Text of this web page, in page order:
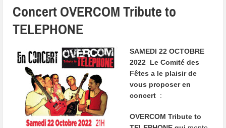
Concert OVERCOM Tribute to
TELEPHONE
SAMEDI 22 OCTOBRE
2022 Le Comité des
Fêtes a le plaisir de
vous proposer en
concert :
OVERCOM Tribute to